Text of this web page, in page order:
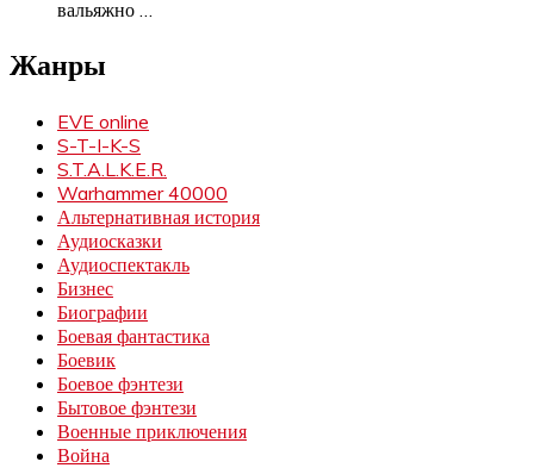
вальяжно
Жанры
EVE online
S-T-I-K-S
S.T.A.L.K.E.R.
Warhammer 40000
Альтернативная история
Аудиосказки
Аудиоспектакль
Бизнес
Биографии
Боевая фантастика
Боевик
Боевое фэнтези
Бытовое фэнтези
Военные приключения
Война